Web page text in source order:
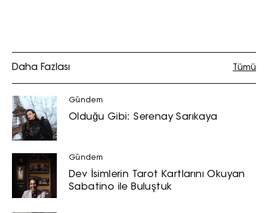
Daha Fazlası Tümü
Gündem
Olduğu Gibi: Serenay Sarıkaya
Gündem
Dev İsimlerin Tarot Kartlarını Okuyan
Sabatino ile Buluştuk